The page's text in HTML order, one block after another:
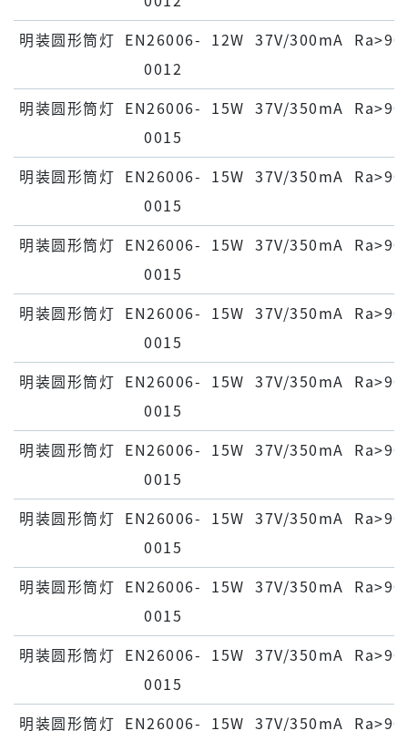
明装圆形筒灯
EN26006-
0012
12W 37V/300mA Ra>90
明装圆形筒灯
EN26006-
0015
15W 37V/350mA Ra>90
明装圆形筒灯
EN26006-
0015
15W 37V/350mA Ra>90
明装圆形筒灯
EN26006-
0015
15W 37V/350mA Ra>90
明装圆形筒灯
EN26006-
0015
15W 37V/350mA Ra>90
明装圆形筒灯
EN26006-
0015
15W 37V/350mA Ra>90
明装圆形筒灯
EN26006-
0015
15W 37V/350mA Ra>90
明装圆形筒灯
EN26006-
0015
15W 37V/350mA Ra>90
明装圆形筒灯
EN26006-
0015
15W 37V/350mA Ra>90
明装圆形筒灯
EN26006-
0015
15W 37V/350mA Ra>90
明装圆形筒灯
EN26006-
15W 37V/350mA Ra>90